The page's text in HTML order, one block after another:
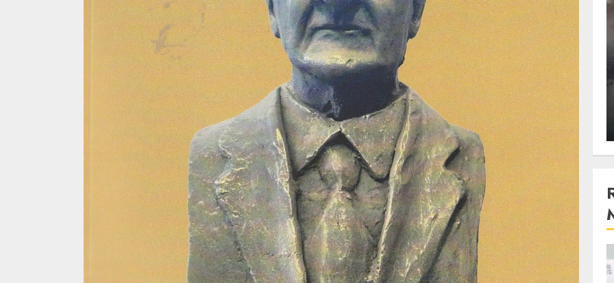
La zi
Razboiul din Gaza, scanteia
fatala pentru Orientul
Mijlociu?
ALEXANDRU S. NOVEMBER 1, 2023
Stiinta
Lumina ar putea contribui
si ea la evaporarea apei in
natura
ALEXANDRU S. DECEMBER 27, 2023
3 min read
Din fotoliu
4 min read